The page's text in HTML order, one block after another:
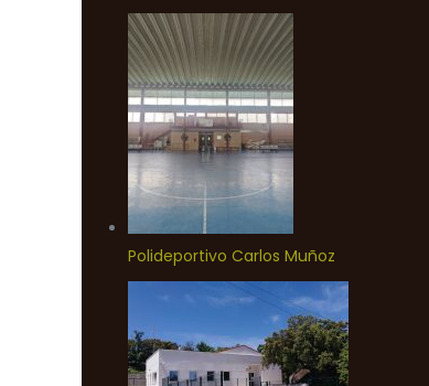
Polideportivo Carlos Muñoz